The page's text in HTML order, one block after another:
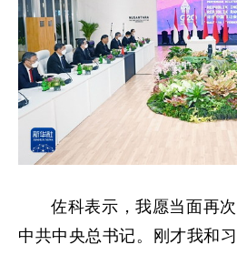
佐科表示，我愿当面再
中共中央总书记。刚才我和